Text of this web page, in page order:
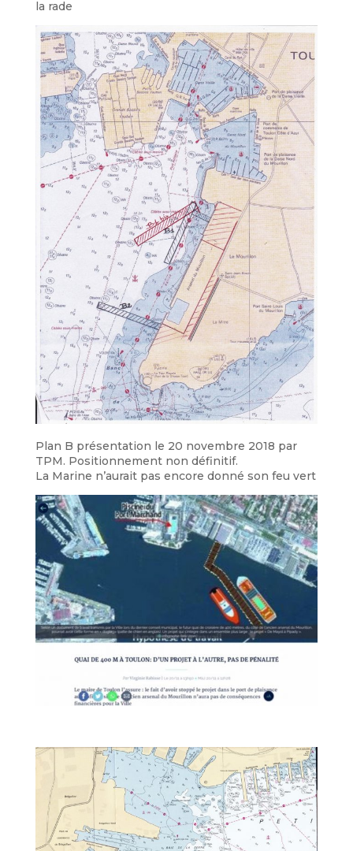
la rade
Plan B présentation le 20 novembre 2018 par
TPM. Positionnement non définitif.
La Marine n’aurait pas encore donné son feu vert